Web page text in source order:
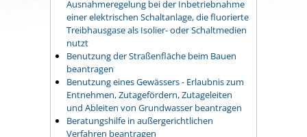
Ausnahmeregelung bei der Inbetriebnahme
einer elektrischen Schaltanlage, die fluorierte
Treibhausgase als Isolier- oder Schaltmedien
nutzt
Benutzung der Straßenfläche beim Bauen
beantragen
Benutzung eines Gewässers - Erlaubnis zum
Entnehmen, Zutagefördern, Zutageleiten
und Ableiten von Grundwasser beantragen
Beratungshilfe in außergerichtlichen
Verfahren beantragen